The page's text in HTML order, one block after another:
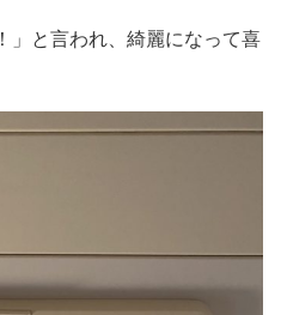
」と言われ、綺麗になって喜